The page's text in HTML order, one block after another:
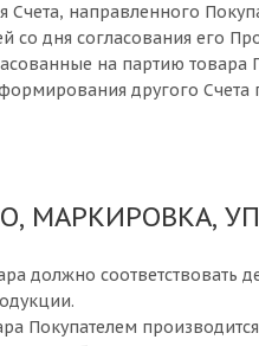
Счета, направленного
со дня согласования его
на партию
другого
МАРКИРОВКА,
должно
Покупателем